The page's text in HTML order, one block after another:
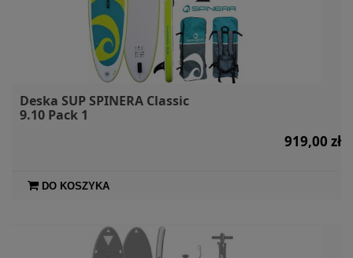
Deska SUP SPINERA Classic
9.10 Pack 1
919,00 zł
DO KOSZYKA